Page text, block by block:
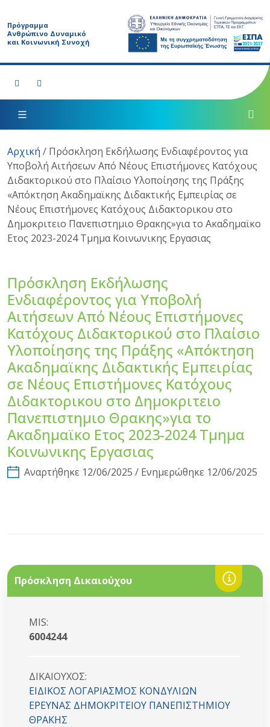
Πρόγραμμα
Ανθρώπινο Δυναμικό
και Κοινωνική Συνοχή
Αρχική / Πρόσκληση Εκδήλωσης Ενδιαφέροντος για
Υποβολή Αιτήσεων Από Νέους Επιστήμονες Κατόχους
Διδακτορικού στο Πλαίσιο Υλοποίησης της Πράξης
«Απόκτηση Ακαδημαϊκης Διδακτικής Εμπειρίας σε
Νέους Επιστήμονες Κατόχους Διδακτορικου στο
Δημοκριτειο Πανεπιστημιο Θρακης»για το Ακαδημαϊκο
Ετος 2023-2024 Τμημα Κοινωνικης Εργασιας
Πρόσκληση Εκδήλωσης
Ενδιαφέροντος για Υποβολή
Αιτήσεων Από Νέους Επιστήμονες
Κατόχους Διδακτορικού στο Πλαίσιο
Υλοποίησης της Πράξης «Απόκτηση
Ακαδημαϊκης Διδακτικής Εμπειρίας
σε Νέους Επιστήμονες Κατόχους
Διδακτορικου στο Δημοκριτειο
Πανεπιστημιο Θρακης»για το
Ακαδημαϊκο Ετος 2023-2024 Τμημα
Κοινωνικης Εργασιας
Αναρτήθηκε 12/06/2025 / Ενημερώθηκε 12/06/2025
Πρόσκληση Δικαιούχου
MIS:
6004244
ΔΙΚΑΙΟYΧΟΣ:
ΕΙΔΙΚΟΣ ΛΟΓΑΡΙΑΣΜΟΣ ΚΟΝΔΥΛΙΩΝ
ΕΡΕΥΝΑΣ ΔΗΜΟΚΡΙΤΕΙΟΥ ΠΑΝΕΠΙΣΤΗΜΙΟΥ
ΘΡΑΚΗΣ